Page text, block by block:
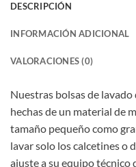
DESCRIPCIÓN
INFORMACIÓN ADICIONAL
VALORACIONES (0)
Nuestras bolsas de
hechas de un material de
tamaño pequeño como
lavar solo los calcetines o
ajuste a su equipo técnico